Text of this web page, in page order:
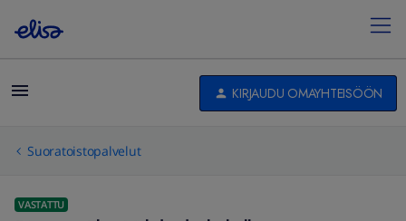
KIRJAUDU OMAYHTEISÖÖN
Suoratoistopalvelut
VASTATTU